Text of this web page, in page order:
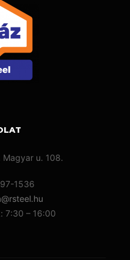
Magyar u. 108.
1536
7:30 – 16:00